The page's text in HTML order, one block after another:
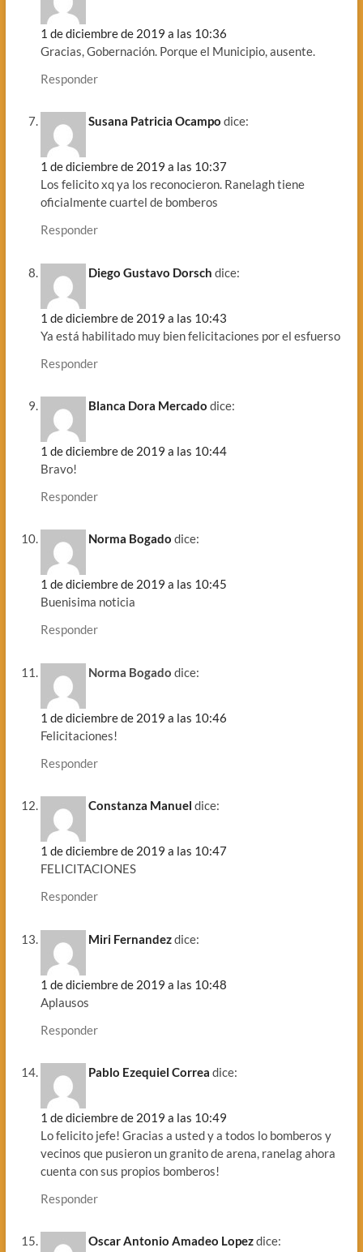
1 de diciembre de 2019 a las 10:36
Gracias, Gobernación. Porque el Municipio, ausente.
Responder
Susana Patricia Ocampo dice:
1 de diciembre de 2019 a las 10:37
Los felicito xq ya los reconocieron. Ranelagh tiene
oficialmente cuartel de bomberos
Responder
Diego Gustavo Dorsch dice:
1 de diciembre de 2019 a las 10:43
Ya está habilitado muy bien felicitaciones por el esfuerso
Responder
Blanca Dora Mercado dice:
1 de diciembre de 2019 a las 10:44
Bravo!
Responder
Norma Bogado dice:
1 de diciembre de 2019 a las 10:45
Buenisima noticia
Responder
Norma Bogado dice:
1 de diciembre de 2019 a las 10:46
Felicitaciones!
Responder
Constanza Manuel dice:
1 de diciembre de 2019 a las 10:47
FELICITACIONES
Responder
Miri Fernandezdice:
1 de diciembre de 2019 a las 10:48
Aplausos
Responder
Pablo Ezequiel Correa dice:
1 de diciembre de 2019 a las 10:49
Lo felicito jefe! Gracias a usted y a todos lo bomberos y
vecinos que pusieron un granito de arena, ranelag ahora
cuenta con sus propios bomberos!
Responder
Oscar Antonio Amadeo Lopezdice: